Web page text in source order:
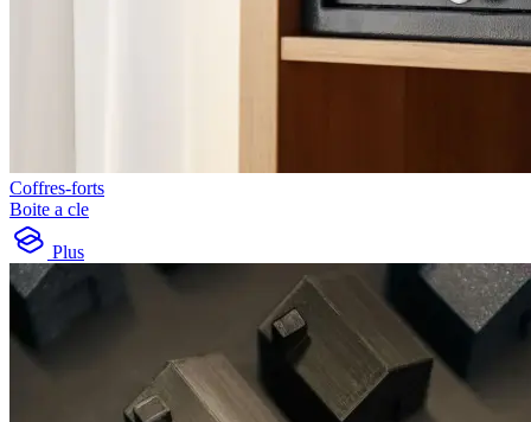
Coffres-forts
Boite a cle
Plus